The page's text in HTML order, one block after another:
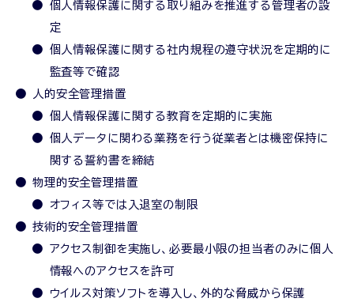
個人情報保護に関する取り組みを推進する管理者の設
定
個人情報保護に関する社内規程の遵守状況を定期的に
監査等で確認
人的安全管理措置
個人情報保護に関する教育を定期的に実施
個人データに関わる業務を行う従業者とは機密保持に
関する誓約書を締結
物理的安全管理措置
オフィス等では入退室の制限
技術的安全管理措置
アクセス制御を実施し、必要最小限の担当者のみに個人
情報へのアクセスを許可
ウイルス対策ソフトを導入し、外的な脅威から保護